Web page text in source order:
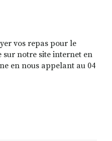
vos repas pour le
sur notre site internet en
en nous appelant au 04